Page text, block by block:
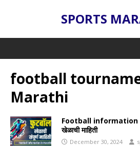
SPORTS
football
Marathi
Football information
खेळाची माहिती
December 30, 2024